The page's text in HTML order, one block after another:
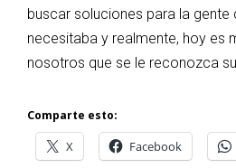
buscar soluciones para la
necesitaba y realmente, hoy es
nosotros que se le reconozca
Comparte esto:
X Facebook